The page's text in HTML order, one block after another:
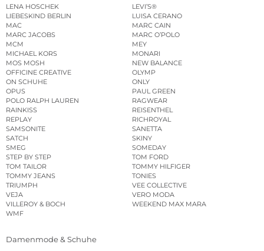
LENA HOSCHEK
LEVI’S®
LIEBESKIND BERLIN
LUISA CERANO
MAC
MARC CAIN
MARC JACOBS
MARC O’POLO
MCM
MEY
MICHAEL KORS
MONARI
MOS MOSH
NEW BALANCE
OFFICINE CREATIVE
OLYMP
ON SCHUHE
ONLY
OPUS
PAUL GREEN
POLO RALPH LAUREN
RAGWEAR
RAINKISS
REISENTHEL
REPLAY
RICHROYAL
SAMSONITE
SANETTA
SATCH
SKINY
SMEG
SOMEDAY
STEP BY STEP
TOM FORD
TOM TAILOR
TOMMY HILFIGER
TOMMY JEANS
TONIES
TRIUMPH
VEE COLLECTIVE
VEJA
VERO MODA
VILLEROY & BOCH
WEEKEND MAX MARA
WMF
Damenmode & Schuhe